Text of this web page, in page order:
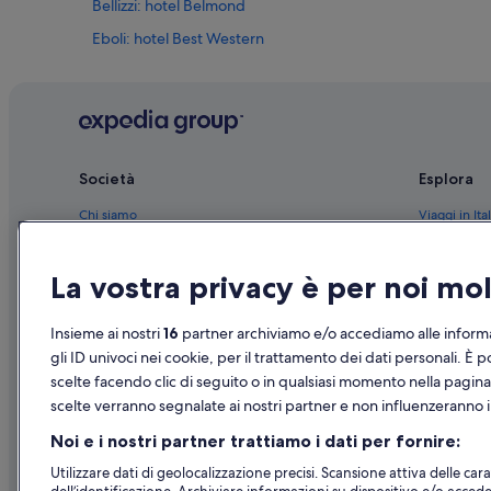
Bellizzi: hotel Belmond
Eboli: hotel Best Western
Zona Industriale: hotel Belmond
San Mango Piemonte: hotel Belmond
Salerno: hotel Best Western
Salerno: hotel Belmond
Pontecagnano Faiano: hotel
Stazione di Pontecagnano: Case galleggianti
Pontecagnano Faiano: Campeggi
Pontecagnano Faiano: Guest house
Società
Chi siamo
Aggiungi la tua struttura
Novità e comunicati stampa
Pubblicità
Esplora
Viaggi in
Case
Voli
Noleggio
La vostra privacy è per noi
Insieme ai nostri16 partner archiviamo e/o accediamo alle
gli ID univoci nei cookie, per il trattamento dei dati personali. È
scelte facendo clic di seguito o in qualsiasi momento nella
scelte verranno segnalate ai nostri partner e non influenzeranno
Noi e i nostri partner trattiamo i dati per fornire:
Utilizzare dati di geolocalizzazione precisi. Scansione attiva delle